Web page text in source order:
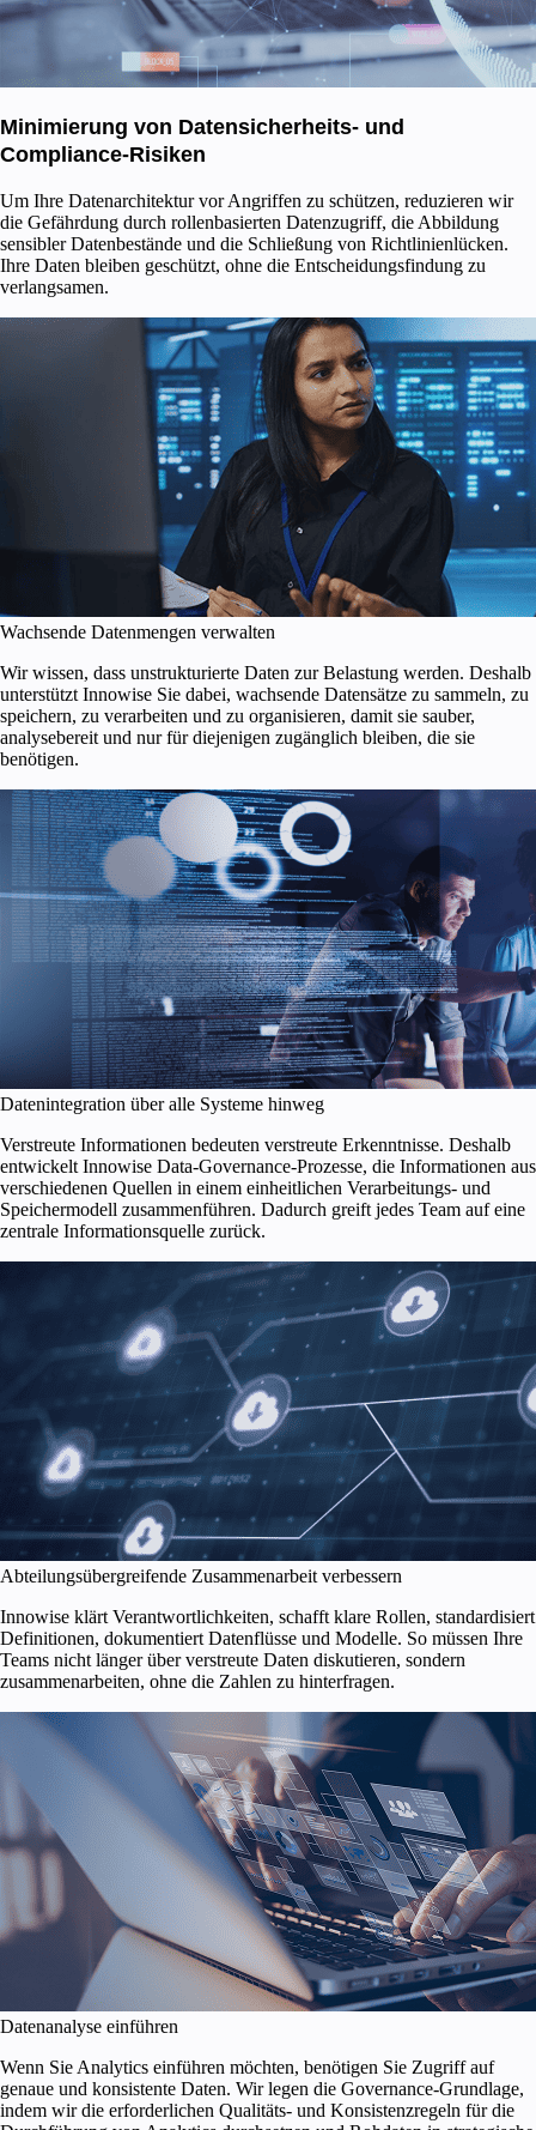
Minimierung von Datensicherheits- und
Compliance-Risiken
Um Ihre Datenarchitektur vor Angriffen zu schützen, reduzieren wir
die Gefährdung durch rollenbasierten Datenzugriff, die Abbildung
sensibler Datenbestände und die Schließung von Richtlinienlücken.
Ihre Daten bleiben geschützt, ohne die Entscheidungsfindung zu
verlangsamen.
Wachsende Datenmengen verwalten
Wir wissen, dass unstrukturierte Daten zur Belastung werden. Deshalb
unterstützt Innowise Sie dabei, wachsende Datensätze zu sammeln, zu
speichern, zu verarbeiten und zu organisieren, damit sie sauber,
analysebereit und nur für diejenigen zugänglich bleiben, die sie
benötigen.
Datenintegration über alle Systeme hinweg
Verstreute Informationen bedeuten verstreute Erkenntnisse. Deshalb
entwickelt Innowise Data-Governance-Prozesse, die Informationen aus
verschiedenen Quellen in einem einheitlichen Verarbeitungs- und
Speichermodell zusammenführen. Dadurch greift jedes Team auf eine
zentrale Informationsquelle zurück.
Abteilungsübergreifende Zusammenarbeit verbessern
Innowise klärt Verantwortlichkeiten, schafft klare Rollen, standardisiert
Definitionen, dokumentiert Datenflüsse und Modelle. So müssen Ihre
Teams nicht länger über verstreute Daten diskutieren, sondern
zusammenarbeiten, ohne die Zahlen zu hinterfragen.
Datenanalyse einführen
Wenn Sie Analytics einführen möchten, benötigen Sie Zugriff auf
genaue und konsistente Daten. Wir legen die Governance-Grundlage,
indem wir die erforderlichen Qualitäts- und Konsistenzregeln für die